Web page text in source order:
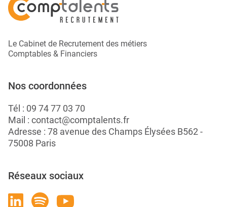
Le Cabinet de Recrutement des métiers
Comptables & Financiers
Nos coordonnées
Tél : 09 74 77 03 70
Mail : contact@comptalents.fr
Adresse : 78 avenue des Champs Élysées B562 -
75008 Paris
Réseaux sociaux